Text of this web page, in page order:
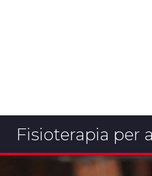
Fisioterapia per